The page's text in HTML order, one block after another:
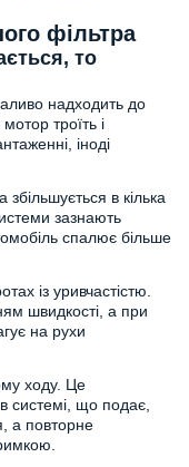
фільтра
то
надходить до
троїть і
іноді
в кілька
зазнають
спалює більше
із уривчастістю.
швидкості, а при
на рухи
ходу. Це
системі, що подає,
а повторне